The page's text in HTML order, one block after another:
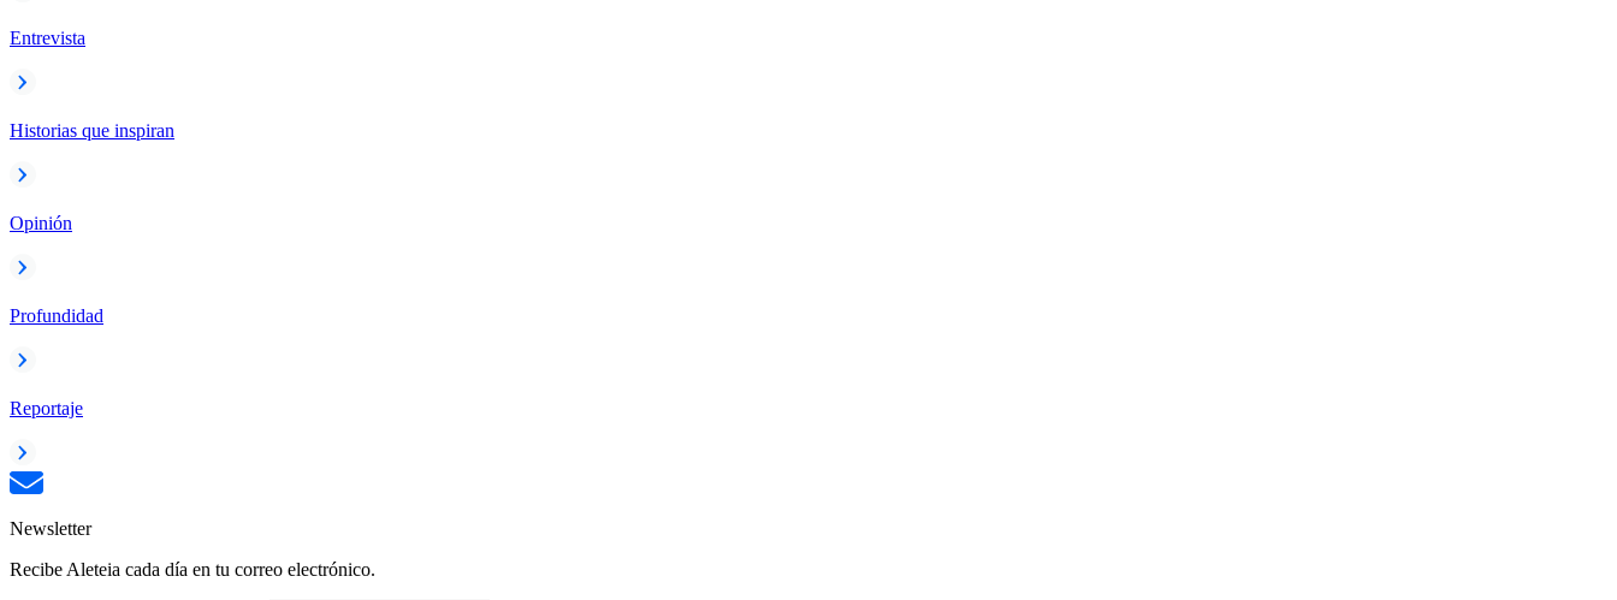
Entrevista
Historias que inspiran
Opinión
Profundidad
Reportaje
Newsletter
Recibe Aleteia cada día en tu correo electrónico.